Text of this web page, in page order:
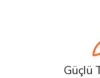
Güçlü